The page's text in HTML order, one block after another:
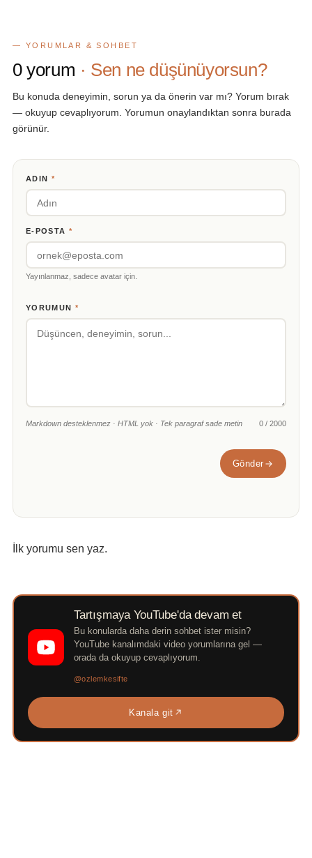
— YORUMLAR & SOHBET
0yorum · Sen ne düşünüyorsun?
Bu konuda deneyimin, sorun ya da önerin var mı? Yorum bırak
— okuyup cevaplıyorum. Yorumun onaylandıktan sonra burada
görünür.
ADIN *
E-POSTA *
Yayınlanmaz, sadece avatar için.
YORUMUN *
Markdown desteklenmez · HTML yok · Tek paragraf sade metin 0 / 2000
Gönder
İlk yorumu sen yaz.
Tartışmaya YouTube'da devam et
Bu konularda daha derin sohbet ister misin?
YouTube kanalımdaki video yorumlarına gel —
orada da okuyup cevaplıyorum.
@ozlemkesifte
Kanala git